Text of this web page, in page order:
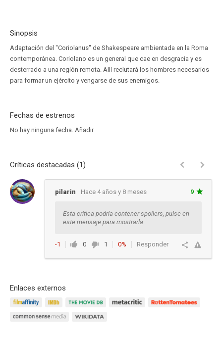
Sinopsis
Adaptación del "Coriolanus" de Shakespeare ambientada en la Roma
contemporánea. Coriolano es un general que cae en desgracia y es
desterrado a una región remota. Allí reclutará los hombres necesarios
para formar un ejército y vengarse de sus enemigos.
Fechas de estrenos
No hay ninguna fecha. Añadir
Críticas destacadas (1)
pilarin Hace 4 años y 8 meses 9
Esta crítica podría contener spoilers, pulse en
este mensaje para mostrarla
-1 0 1 0% Responder
Enlaces externos